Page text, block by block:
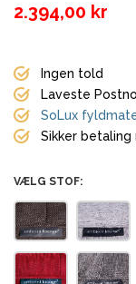
2.394,00 kr
Ingen told
Laveste
SoLux
Sikker betaling
VÆLG STOF: